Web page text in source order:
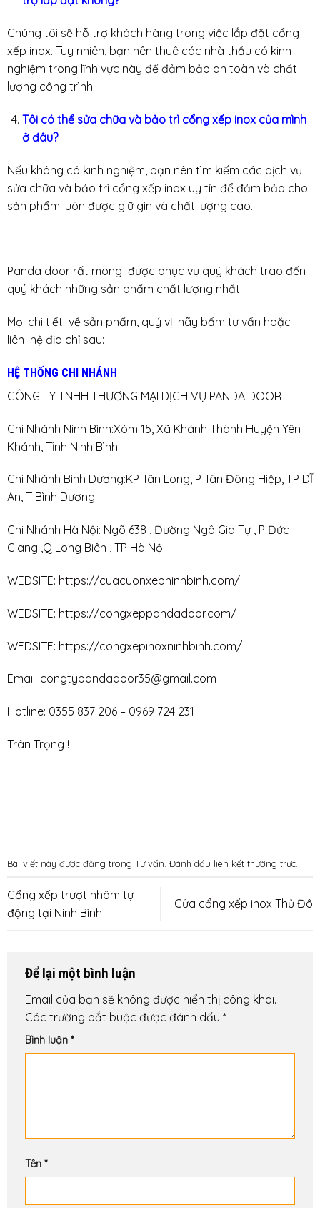
Chúng tôi sẽ hỗ trợ khách hàng trong việc lắp đặt cổng
xếp inox. Tuy nhiên, bạn nên thuê các nhà thầu có kinh
nghiệm trong lĩnh vực này để đảm bảo an toàn và chất
lượng công trình.
Tôi có thể sửa chữa và bảo trì cổng xếp inox của mình
ở đâu?
Nếu không có kinh nghiệm, bạn nên tìm kiếm các dịch vụ
sửa chữa và bảo trì cổng xếp inox uy tín để đảm bảo cho
sản phẩm luôn được giữ gìn và chất lượng cao.
Panda door rất mong được phục vụ quý khách trao đến
quý khách những sản phẩm chất lượng nhất!
Mọi chi tiết về sản phẩm, quý vị hãy bấm tư vấn hoặc
liên hệ địa chỉ sau:
HỆ THỐNG CHI NHÁNH
CÔNG TY TNHH THƯƠNG MẠI DỊCH VỤ PANDA DOOR
Chi Nhánh Ninh Bình:Xóm 15, Xã Khánh Thành Huyện Yên
Khánh, Tỉnh Ninh Bình
Chi Nhánh Bình Dương:KP Tân Long, P Tân Đông Hiệp, TP DĨ
An, T Bình Dương
Chi Nhánh Hà Nội: Ngõ 638 , Đường Ngô Gia Tự , P Đức
Giang ,Q Long Biên , TP Hà Nội
WEDSITE: https://cuacuonxepninhbinh.com/
WEDSITE: https://congxeppandadoor.com/
WEDSITE: https://congxepinoxninhbinh.com/
Email: congtypandadoor35@gmail.com
Hotline: 0355 837 206 – 0969 724 231
Trân Trọng !
Bài viết này được đăng trong Tư vấn . Đánh dấu liên kết thường trực
Cổng xếp trượt nhôm tự
động tại Ninh Bình
Cửa cổng xếp inox Thủ Đô
Để lại một bình luận
Email của bạn sẽ không được hiển thị công khai.
Các trường bắt buộc được đánh dấu *
Bình luận *
Tên *